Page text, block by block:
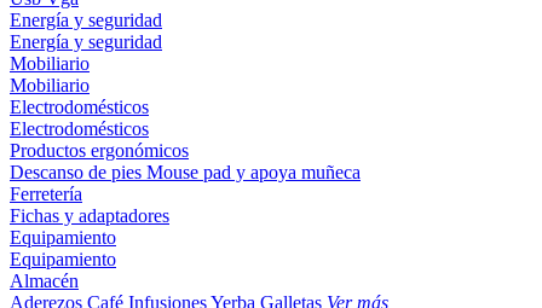
Energía y seguridad
Energía y seguridad
Mobiliario
Mobiliario
Electrodomésticos
Electrodomésticos
Productos ergonómicos
Descanso de pies Mouse pad y apoya muñeca
Ferretería
Fichas y adaptadores
Equipamiento
Equipamiento
Almacén
Aderezos Café InfusionesYerba Galletas Ver más